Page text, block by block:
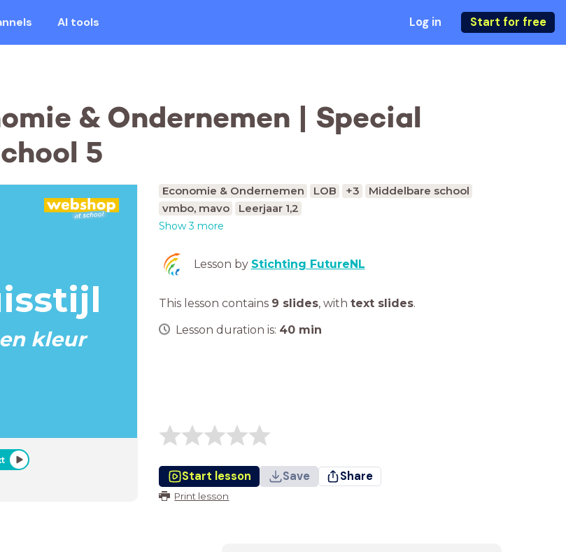
AI tools Log in Start for free
& Ondernemen | Special
5
kleur
Economie & Ondernemen LOB +3
Middelbare school
vmbo, mavo
Leerjaar 1,2
Show 3 more
Lesson by Stichting FutureNL
This lesson contains 9 slides, with text slides.
Lesson duration is: 40 min
Start lesson Save Share
Print lesson